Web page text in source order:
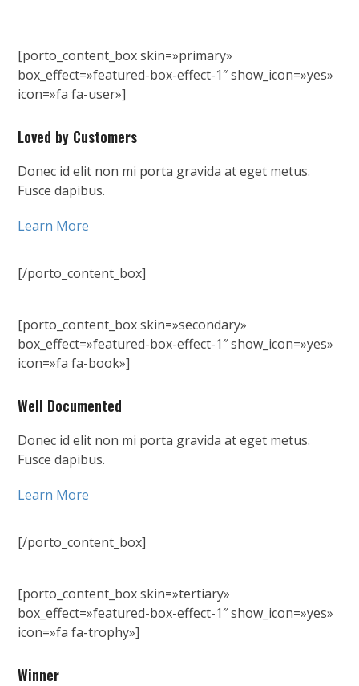
[porto_content_box skin=»primary»
box_effect=»featured-box-effect-1″ show_icon=»yes»
icon=»fa fa-user»]
Loved by Customers
Donec id elit non mi porta gravida at eget metus.
Fusce dapibus.
Learn More
[/porto_content_box]
[porto_content_box skin=»secondary»
box_effect=»featured-box-effect-1″ show_icon=»yes»
icon=»fa fa-book»]
Well Documented
Donec id elit non mi porta gravida at eget metus.
Fusce dapibus.
Learn More
[/porto_content_box]
[porto_content_box skin=»tertiary»
box_effect=»featured-box-effect-1″ show_icon=»yes»
icon=»fa fa-trophy»]
Winner